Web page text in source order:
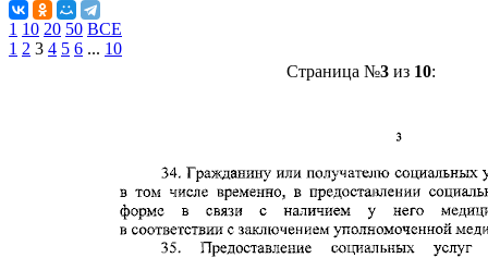
1 10 20 50 ВСЕ
1 2 3 4 5 6 ... 10
Страница №3из 10: